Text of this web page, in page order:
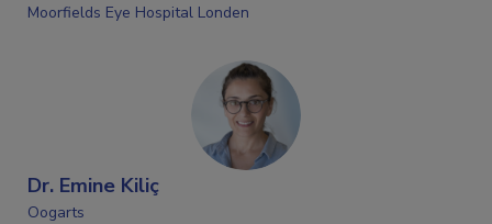
Moorfields Eye Hospital Londen
Dr. Emine Kiliç
Oogarts